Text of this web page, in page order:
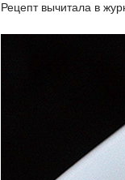
Рецепт вычитала в